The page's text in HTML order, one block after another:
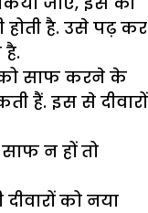
होती है. उसे पढ़ कर
है.
को साफ करने के
हैं. इस से दीवारों
न हों तो
को नया